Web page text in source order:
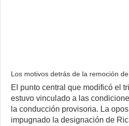
Los motivos detrás de la remoción
El punto central que modificó el
estuvo vinculado a las
la conducción provisoria. La
impugnado la designación de